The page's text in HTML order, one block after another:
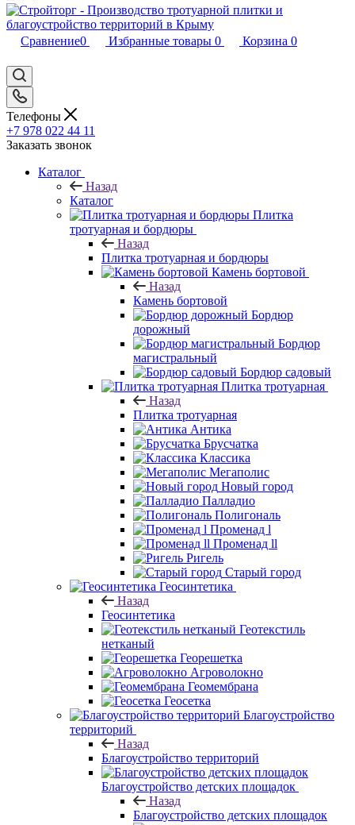
Сравнение0 Избранные товары 0 Корзина 0
Телефоны
+7 978 022 44 11
Заказать звонок
Каталог
Назад
Каталог
Плитка
тротуарная и бордюры
Назад
Плитка тротуарная и бордюры
Камень бортовой
Назад
Камень бортовой
Бордюр
дорожный
Бордюр
магистральный
Бордюр садовый
Плитка тротуарная
Назад
Плитка тротуарная
Антика
Брусчатка
Классика
Мегаполис
Новый город
Палладио
Полигональ
Променад l
Променад ll
Ригель
Старый город
Геосинтетика
Назад
Геосинтетика
Геотекстиль
нетканый
Георешетка
Агроволокно
Геомембрана
Геосетка
Благоустройство
территорий
Назад
Благоустройство территорий
Благоустройство детских площадок
Назад
Благоустройство детских площадок